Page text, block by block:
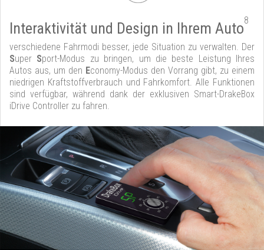
Interaktivität und Design in Ihrem Auto8
verschiedene Fahrmodi besser, jede Situation zu verwalten. Der
Super Sport-Modus zu bringen, um die beste Leistung Ihres
Autos aus, um den Economy-Modus den Vorrang gibt, zu einem
niedrigen Kraftstoffverbrauch und Fahrkomfort. Alle Funktionen
sind verfügbar, während dank der exklusiven Smart-DrakeBox
iDrive Controller zu fahren.